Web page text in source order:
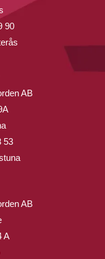
90
AB
53
AB
A